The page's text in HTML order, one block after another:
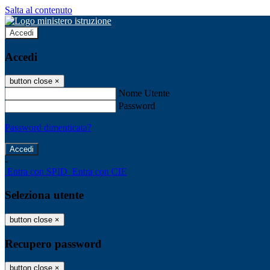
Salta al contenuto
Accedi
Accedi
button close ×
Nome Utente
Password
Password dimenticata?
-
Entra con SPID Entra con CIE
Seleziona utente
button close ×
Recupero password
button close ×